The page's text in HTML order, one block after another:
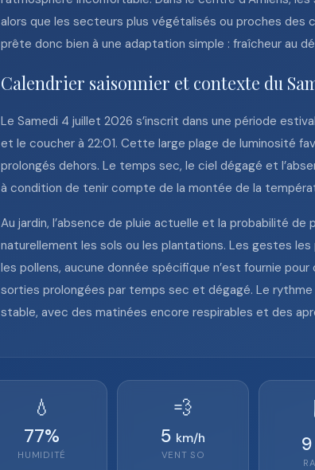
alors que les secteurs plus végétalisés ou proches
prête donc bien à une adaptation simple : fraîcheur au
Calendrier saisonnier et contexte du
Le Samedi 4 juillet 2026 s’inscrit dans une période
et le coucher à 22:01. Cette large plage de luminosité
prolongés dehors. Le temps sec, le ciel dégagé et
à condition de tenir compte de la montée de la
Au jardin, l’absence de pluie actuelle et la probabilité
naturellement les sols ou les plantations. Les gestes
les pollens, aucune donnée spécifique n’est fournie
sorties prolongées par temps sec et dégagé. Le
stable, avec des matinées encore respirables et des
💧
77%
HUMIDITÉ
💨
5 km/h
VENT SO 9